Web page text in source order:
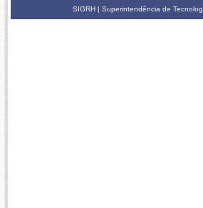
SIGRH | Superintendência de